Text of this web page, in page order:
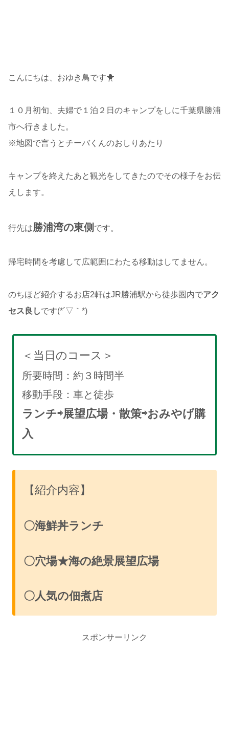
こんにちは、おゆき鳥です🐥
１０月初旬、夫婦で１泊２日のキャンプをしに千葉県勝浦
市へ行きました。
※地図で言うとチーバくんのおしりあたり
キャンプを終えたあと観光をしてきたのでその様子をお伝
えします。
行先は勝浦湾の東側 です。
帰宅時間を考慮して広範囲にわたる移動はしてません。
のちほど紹介するお店2軒はJR勝浦駅から徒歩圏内でアク
セス良しです(*´▽｀*)
＜当日のコース ＞
所要時間：約３時間半
移動手段：車と徒歩
ランチ⇨展望広場・散策⇨おみやげ購
入
【紹介内容】
〇海鮮丼ランチ
〇穴場★海の絶景展望広場
〇人気の佃煮店
スポンサーリンク